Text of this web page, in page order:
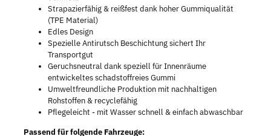
Strapazierfähig & reißfest dank hoher Gummiqualität
(TPE Material)
Edles Design
Spezielle Antirutsch Beschichtung sichert Ihr
Transportgut
Geruchsneutral dank speziell für Innenräume
entwickeltes schadstoffreies Gummi
Umweltfreundliche Produktion mit nachhaltigen
Rohstoffen & recyclefähig
Pflegeleicht - mit Wasser schnell & einfach abwaschbar
Passend für folgende Fahrzeuge: